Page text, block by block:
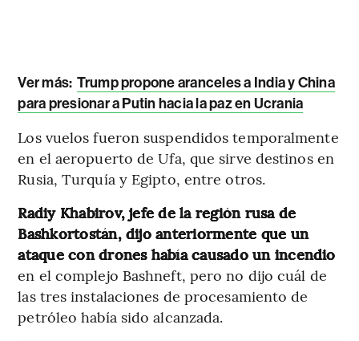
Ver más: Trump propone aranceles a India y China
para presionar a Putin hacia la paz en Ucrania
Los vuelos fueron suspendidos temporalmente
en el aeropuerto de Ufa, que sirve destinos en
Rusia, Turquía y Egipto, entre otros.
Radiy Khabirov, jefe de la región rusa de
Bashkortostán, dijo anteriormente que un
ataque con drones había causado un incendio
en el complejo Bashneft, pero no dijo cuál de
las tres instalaciones de procesamiento de
petróleo había sido alcanzada.